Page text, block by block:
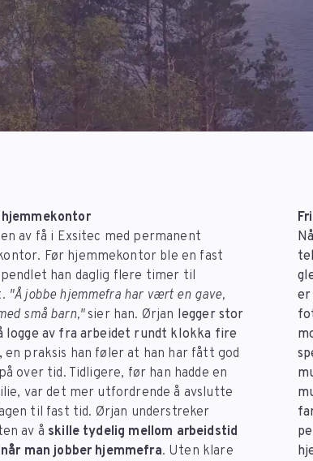
av få i Exsitec med permanent
Før hjemmekontor ble en fast
han daglig flere timer til
"Å jobbe hjemmefra har vært en gave,
små barn,"sier han. Ørjan legger stor
logge av fra arbeidet rundt klokka fire
en praksis han føler at han har fått god
over tid. Tidligere, før han hadde en
var det mer utfordrende å avslutte
til fast tid. Ørjan understreker
av å skille tydelig mellom arbeidstid
man jobber hjemmefra. Uten klare
er